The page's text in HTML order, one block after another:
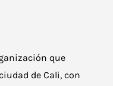
que
de Cali, con